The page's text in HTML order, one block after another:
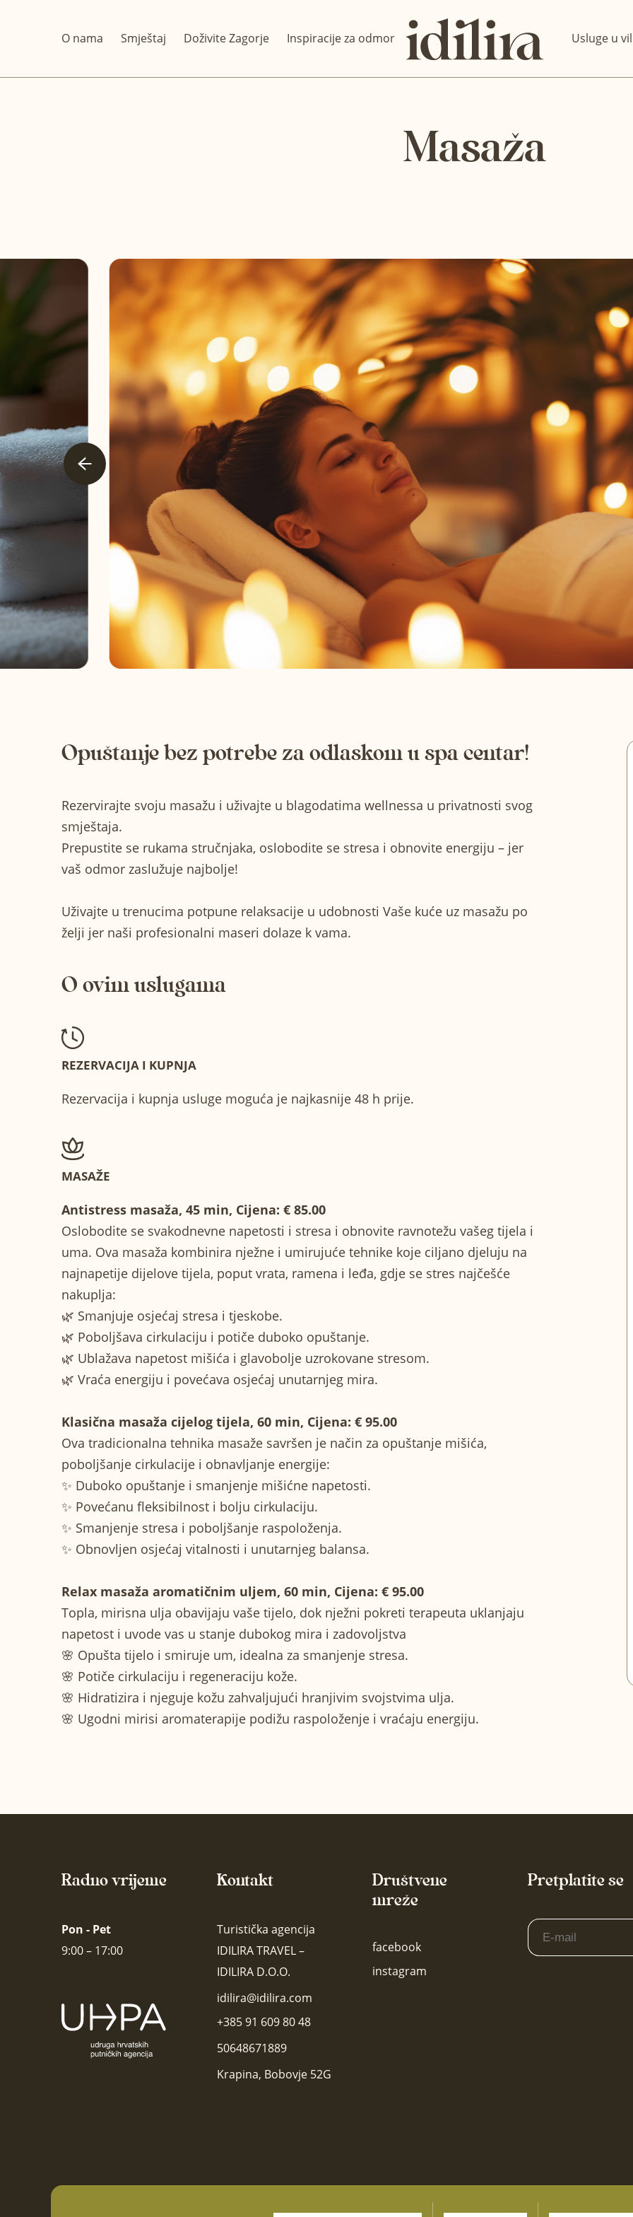
Doživite Zagorje
Inspiracije za
odmor
Usluge u vili
Ostale usluge
Kontakt
O nama Smještaj Doživite Zagorje Inspiracije za odmor Usluge u
Masaža
Opuštanje bez potrebe za odlaskom u spa centar!
Rezervirajte svoju masažu i uživajte u blagodatima wellnessa u privatnosti svog
smještaja.
Prepustite se rukama stručnjaka, oslobodite se stresa i obnovite energiju – jer
vaš odmor zaslužuje najbolje!
Uživajte u trenucima potpune relaksacije u udobnosti Vaše kuće uz masažu po
želji jer naši profesionalni maseri dolaze k vama.
O ovim uslugama
REZERVACIJA I KUPNJA
Rezervacija i kupnja usluge moguća je najkasnije 48 h prije.
MASAŽE
Antistress masaža, 45 min, Cijena: € 85.00
Oslobodite se svakodnevne napetosti i stresa i obnovite ravnotežu vašeg tijela i
uma. Ova masaža kombinira nježne i umirujuće tehnike koje ciljano djeluju na
najnapetije dijelove tijela, poput vrata, ramena i leđa, gdje se stres najčešće
nakuplja:
🌿 Smanjuje osjećaj stresa i tjeskobe.
🌿 Poboljšava cirkulaciju i potiče duboko opuštanje.
🌿 Ublažava napetost mišića i glavobolje uzrokovane stresom.
🌿 Vraća energiju i povećava osjećaj unutarnjeg mira.
Klasična masaža cijelog tijela, 60 min, Cijena: € 95.00
Ova tradicionalna tehnika masaže savršen je način za opuštanje mišića,
poboljšanje cirkulacije i obnavljanje energije:
✨ Duboko opuštanje i smanjenje mišićne napetosti.
✨ Povećanu fleksibilnost i bolju cirkulaciju.
✨ Smanjenje stresa i poboljšanje raspoloženja.
✨ Obnovljen osjećaj vitalnosti i unutarnjeg balansa.
Relax masaža aromatičnim uljem, 60 min, Cijena: € 95.00
Topla, mirisna ulja obavijaju vaše tijelo, dok nježni pokreti terapeuta uklanjaju
napetost i uvode vas u stanje dubokog mira i zadovoljstva
🌸 Opušta tijelo i smiruje um, idealna za smanjenje stresa.
🌸 Potiče cirkulaciju i regeneraciju kože.
🌸 Hidratizira i njeguje kožu zahvaljujući hranjivim svojstvima ulja.
🌸 Ugodni mirisi aromaterapije podižu raspoloženje i vraćaju energiju.
Radno vrijeme
Pon - Pet
9:00 – 17:00
Kontakt
Turistička agencija
IDILIRA TRAVEL –
IDILIRA D.O.O.
idilira@idilira.com
+385 91 609 80 48
50648671889
Krapina, Bobovje 52G
Društvene
mreže
facebook
instagram
Pretplatite se